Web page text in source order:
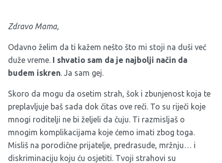
Zdravo Mama,
Odavno želim da ti kažem nešto što mi stoji na duši već
duže vreme. I shvatio sam da je najbolji način da
budem iskren. Ja sam gej.
Skoro da mogu da osetim strah, šok i zbunjenost koja te
preplavljuje baš sada dok čitas ove reči. To su riječi koje
mnogi roditelji ne bi željeli da čuju. Ti razmisljaš o
mnogim komplikacijama koje ćemo imati zbog toga.
Misliš na porodične prijatelje, predrasude, mržnju… i
diskriminaciju koju ću osjetiti. Tvoji strahovi su